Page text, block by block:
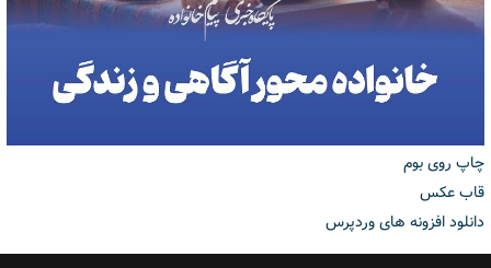
چاپ روی بوم
قاب عکس
دانلود افزونه های وردپرس